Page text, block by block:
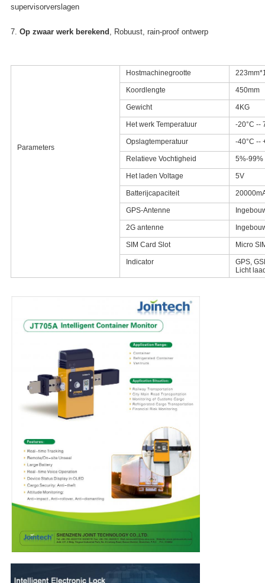
supervisorverslagen
7. Op zwaar werk berekend , Robuust, rain-proof ontwerp
Parameters
Hostmachinegrootte
Koordlengte 450mm
Gewicht 4KG
Het werk Temperatuur -20°C --
Opslagtemperatuur -40°C --
Relatieve Vochtigheid 5%-99%
Het laden Voltage 5V
Batterijcapaciteit
GPS-Antenne
2G antenne
SIM Card Slot Micro
Indicator
GPS,
Licht